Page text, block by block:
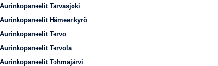
Aurinkopaneelit Tarvasjoki
Aurinkopaneelit Hämeenkyrö
Aurinkopaneelit Tervo
Aurinkopaneelit Tervola
Aurinkopaneelit Tohmajärvi